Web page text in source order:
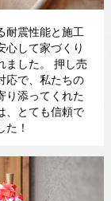
耐震性能と施工
心して家づくり
ました。 押し売
応で、私たちの
り添ってくれた
、とても信頼で
た！